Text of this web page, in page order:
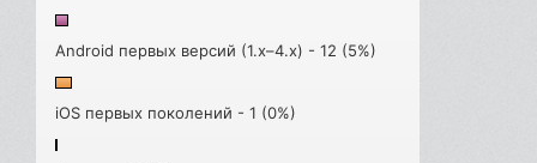
Android первых версий (1.x–4.x) - 12 (5%)
iOS первых поколений - 1 (0%)